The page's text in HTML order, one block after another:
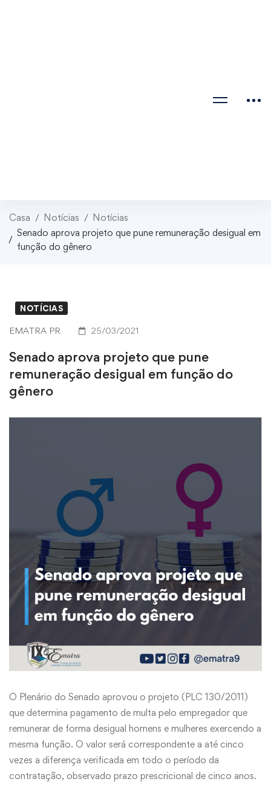
Casa Notícias
Notícias
Senado aprova projeto que pune remuneração desigual em
função do gênero
NOTÍCIAS
EMATRA PR 25/03/2021
Senado aprova projeto que pune
remuneração desigual em função do
gênero
O Plenário do Senado aprovou o projeto (PLC 130/2011)
que determina pagamento de multa pelo empregador que
remunerar de forma desigual homens e mulheres exercendo a
mesma função. O valor será correspondente a até cinco
vezes a diferença verificada em todo o período da
contratação, observado prazo prescricional de cinco anos.